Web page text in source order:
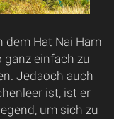
dem Hat Nai Harn
ganz einfach zu
Jedaoch auch
ist, ist er
um sich zu